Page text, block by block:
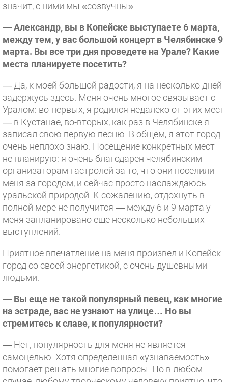
значит, с ними мы «созвучны».
— Александр, вы в Копейске выступаете 6 марта,
между тем, у вас большой концерт в Челябинске 9
марта. Вы все три дня проведете на Урале? Какие
места планируете посетить?
— Да, к моей большой радости, я на несколько дней
задержусь здесь. Меня очень многое связывает с
Уралом: во-первых, я родился недалеко от этих мест
— в Кустанае, во-вторых, как раз в Челябинске я
записал свою первую песню. В общем, я этот город
очень неплохо знаю. Посещение конкретных мест
не планирую: я очень благодарен челябинским
организаторам гастролей за то, что они поселили
меня за городом, и сейчас просто наслаждаюсь
уральской природой. К сожалению, отдохнуть в
полной мере не получится — между 6 и 9 марта у
меня запланировано еще несколько небольших
выступлений.
Приятное впечатление на меня произвел и Копейск:
город со своей энергетикой, с очень душевными
людьми.
— Вы еще не такой популярный певец, как многие
на эстраде, вас не узнают на улице… Но вы
стремитесь к славе, к популярности?
— Нет, популярность для меня не является
самоцелью. Хотя определенная «узнаваемость»
помогает решать многие вопросы. Но в любом